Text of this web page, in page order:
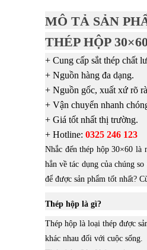
MÔ TẢ SẢN
THÉP HỘP
+ Cung cấp sắt thép chất
+ Nguồn hàng đa dạng.
+ Nguồn gốc, xuất xứ rõ
+ Vận chuyển nhanh
+ Giá tốt nhất thị trường.
+ Hotline: 0325 246 123
Nhắc đến thép hộp 30×60 là
hẳn về tác dụng của chúng
để được sản phẩm tốt nhất?
Thép hộp là gì?
Thép hộp là loại thép được
khác nhau đối với cuộc sống.